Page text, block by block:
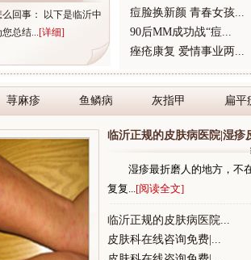
回事： 以下是临沂中
总结...[详细]
痘脸换新颜 青春女孩...
90后MM成功战“痘...
痤疮康复 爱情事业两...
荨麻疹 鱼鳞病 灰指甲 扁平
临沂正规的皮肤病医院|湿
湿疹最折磨人的地方，不
复复...[阅读全文]
临沂正规的皮肤病医院...
皮肤科在线咨询免费|...